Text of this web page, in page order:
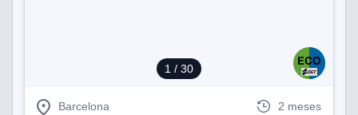
1 / 30
Barcelona 2 meses